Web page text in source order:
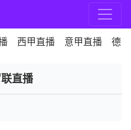
西甲直播 意甲直播 德
直播